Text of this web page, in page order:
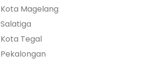
Kota Magelang
Salatiga
Kota Tegal
Pekalongan